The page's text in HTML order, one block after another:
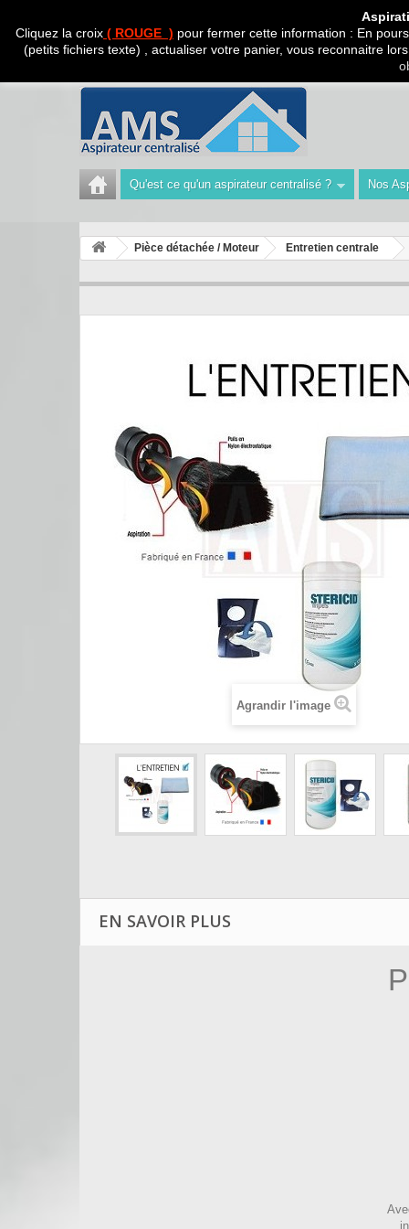
Cliquez la croix ( ROUGE ) pour fermer cette information : En
(petits fichiers texte) , actualiser votre panier, vous reconnaitre
CADEAU
Appelez-nous au :Tél : 04 42 40 47 93 | Technicien 06
Qu'est ce qu'un aspirateur centralisé ? Nos
Pièce détachée / Moteur Entretien centrale
Agrandir l'image
EN SAVOIR PLUS